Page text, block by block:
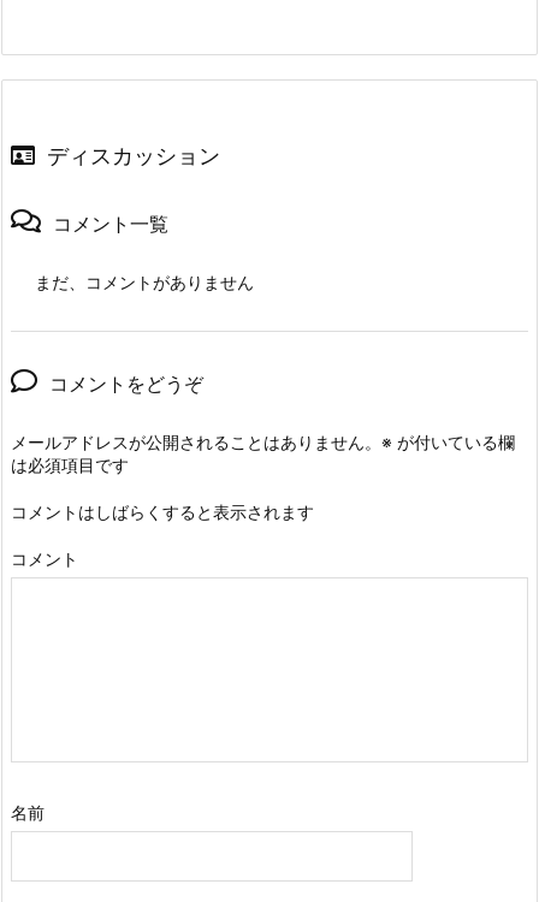
ディスカッション
コメント一覧
まだ、コメントがありません
コメントをどうぞ
メールアドレスが公開されることはありません。 ※ が付いている欄
は必須項目です
コメントはしばらくすると表示されます
コメント
名前